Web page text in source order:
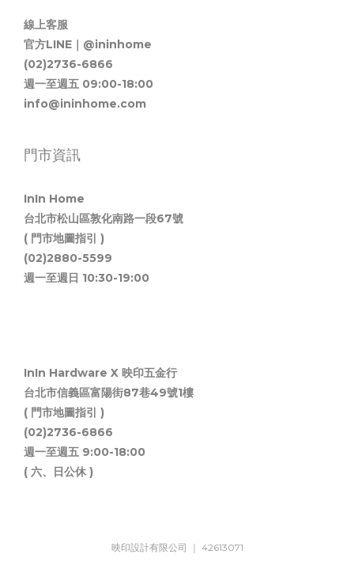
線上客服
官方LINE｜@ininhome
(02)2736-6866
週一至週五 09:00-18:00
info@ininhome.com
門市資訊
InIn Home
台北市松山區敦化南路一段67號
( 門市地圖指引 )
(02)2880-5599
週一至週日 10:30-19:00
InIn Hardware X 映印五金行
台北市信義區富陽街87巷49號1樓
( 門市地圖指引 )
(02)2736-6866
週一至週五 9:00-18:00
( 六、日公休 )
映印設計有限公司 ｜ 42613071